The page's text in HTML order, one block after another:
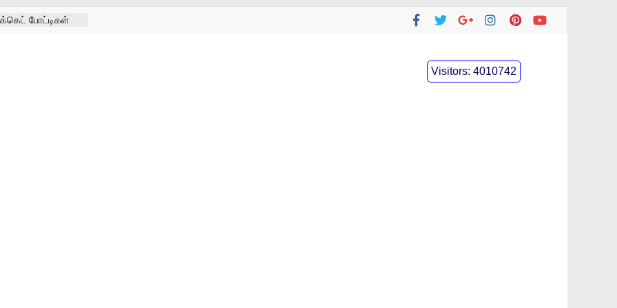
போட்டிகள்
Visitors:4010742